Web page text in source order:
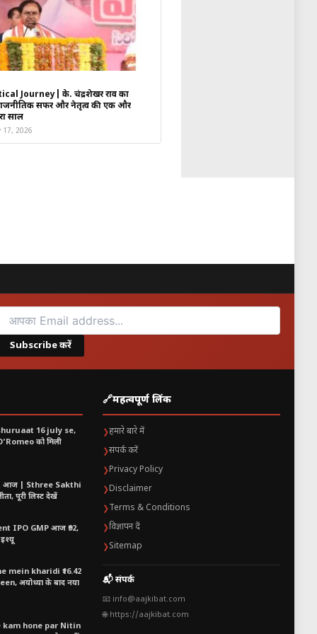
और इंस्टाग्राम पर लाखों लोगों ने
#भगवा_गमछा, #शुभेंदु_अधिकारी
प्राथमिकता देगी। उन्होंने कहा
नेताओं ने कहा कि BJP बंगाल
साबित हो सकता है। बंगाल लंबे समय
के भविष्य के बड़े राजनीतिक
Journey| के. चंद्रशेखर राव का
सफर और नेतृत्व की एक और
साल
17, 2026
Subscribe करें
16 july se,
को मिली
आज | Sthree Sakthi
पूरी लिस्ट देखें
IPO GMP आज ₹92,
mein kharidi ₹16.42
अयोध्या के बाद नया
kam hone par Nitin
🔗महत्वपूर्ण लिंक
❯हमारे बारे में
❯संपर्क करें
❯Privacy Policy
❯Disclaimer
❯Terms & Conditions
❯विज्ञापन दें
❯Sitemap
📬 संपर्क
📧 info@aajkibat.com
🌐 https://aajkibat.com